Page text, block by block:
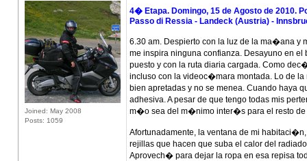
Joined: May 2008
Posts: 1059
4� Etapa. Domingo, 15 de Agosto de 2010.
Passo di Ressia - Landeck (Austria) -
6.30 am. Despierto con la luz de la ma�ana y
me inspira ninguna confianza. Desayuno en
puesto y con la ruta diaria cargada. Como
incluso con la videoc�mara montada. Lo de
bien apretadas y no se menea. Cuando haya
adhesiva. A pesar de que tengo todas mis
m�o sea del m�nimo inter�s para el resto de
Afortunadamente, la ventana de mi
rejillas que hacen que suba el calor del
Aprovech� para dejar la ropa en esa repisa